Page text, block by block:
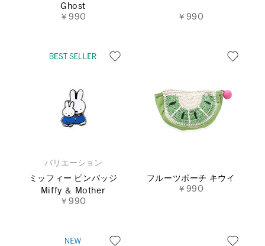
Ghost
￥990
￥990
バリエーション
ミッフィー ピンバッジ
Miffy ＆ Mother
￥990
フルーツポーチ キウイ
￥990